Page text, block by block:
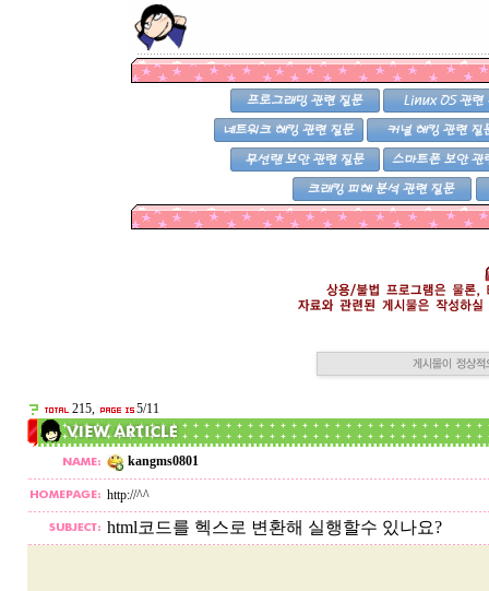
215, 5/11
kangms0801
http://^^
html코드를 헥스로 변환해 실행할수 있나요?